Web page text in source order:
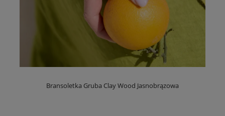
Bransoletka Gruba Clay Wood Jasnobrązowa